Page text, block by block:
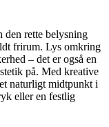
den rette belysning
frirum. Lys omkring
– det er også en
på. Med kreative
naturligt midtpunkt i
eller en festlig